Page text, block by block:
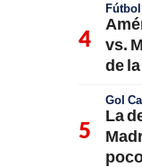
vs.
de
Gol
La